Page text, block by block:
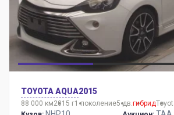
TOYOTA AQUA2015
88 000 км2015 г1 поколение5 дв.гибрид